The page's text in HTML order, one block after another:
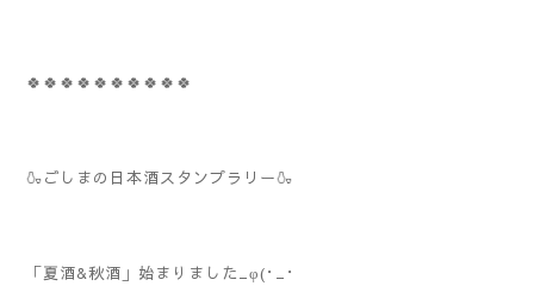
🍀🍀🍀🍀🍀🍀🍀🍀🍀🍀
🍶ごしまの日本酒スタンプラリー🍶
「夏酒&秋酒」始まりました_φ(･_･